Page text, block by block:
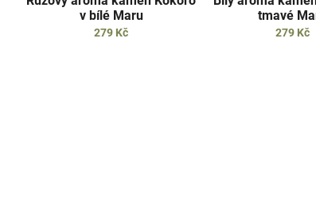
v bílé Maru
279 Kč
tmavé
279 Kč